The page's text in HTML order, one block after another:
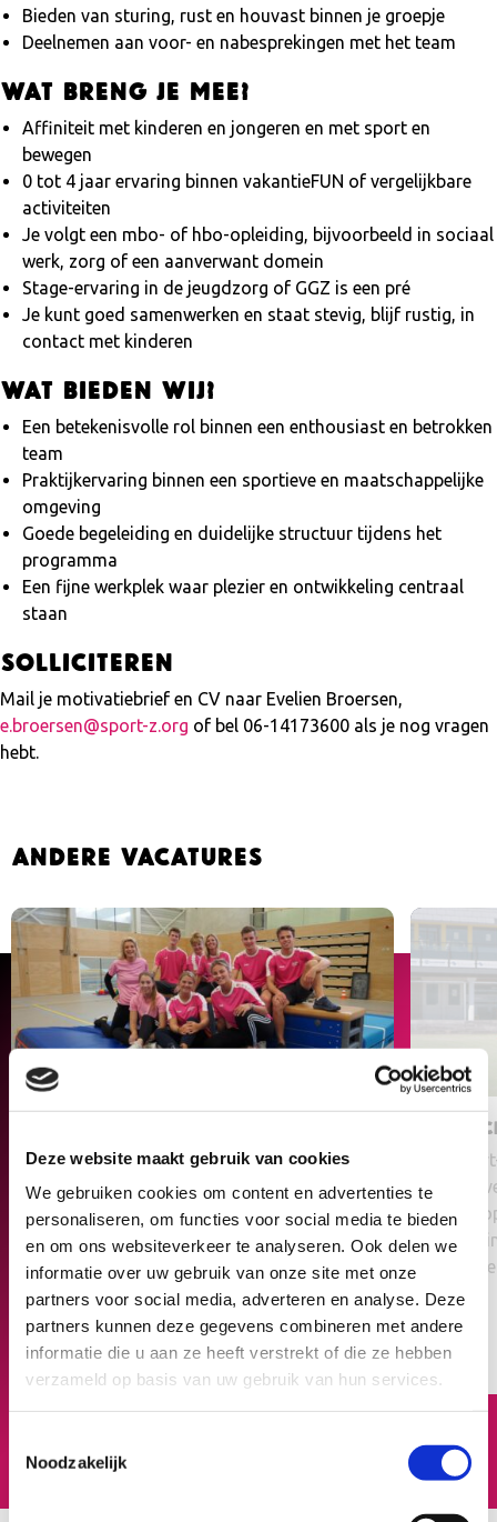
Deze website maakt gebruik van cookies
We gebruiken cookies om content en advertenties te
personaliseren, om functies voor social media te bieden
en om ons websiteverkeer te analyseren. Ook delen we
informatie over uw gebruik van onze site met onze
partners voor social media, adverteren en analyse. Deze
partners kunnen deze gegevens combineren met andere
informatie die u aan ze heeft verstrekt of die ze hebben
verzameld op basis van uw gebruik van hun services.
Noodzakelijk
Bieden van sturing, rust en houvast binnen je groepje
Deelnemen aan voor- en nabesprekingen met het team
Wat breng je mee?
Affiniteit met kinderen en jongeren en met sport en
bewegen
0 tot 4 jaar ervaring binnen vakantieFUN of vergelijkbare
activiteiten
Je volgt een mbo- of hbo-opleiding, bijvoorbeeld in sociaal
werk, zorg of een aanverwant domein
Stage-ervaring in de jeugdzorg of GGZ is een pré
Je kunt goed samenwerken en staat stevig, blijf rustig, in
contact met kinderen
Wat bieden wij?
Een betekenisvolle rol binnen een enthousiast en betrokken
team
Praktijkervaring binnen een sportieve en maatschappelijke
omgeving
Goede begeleiding en duidelijke structuur tijdens het
programma
Een fijne werkplek waar plezier en ontwikkeling centraal
staan
Solliciteren
Mail je motivatiebrief en CV naar Evelien Broersen,
e.broersen@sport-z.org of bel 06-14173600 als je nog vragen
hebt.
Andere vacatures
VakantieFUN
Sport-Z organiseert vakantieFUN: een actief
en begeleid vakantieprogramma voor
kinderen en jongeren met een GGZ-indicatie
die net wat extra aandacht nodig hebben.
Voor de eerste vier weken van de…
Bij
willen
pagina